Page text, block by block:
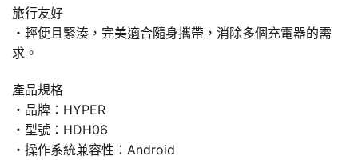
旅行友好
・輕便且緊湊，完美適合隨身攜帶，消除多個充電器的需
求。
產品規格
・品牌：HYPER
・型號：HDH06
・操作系統兼容性：Android